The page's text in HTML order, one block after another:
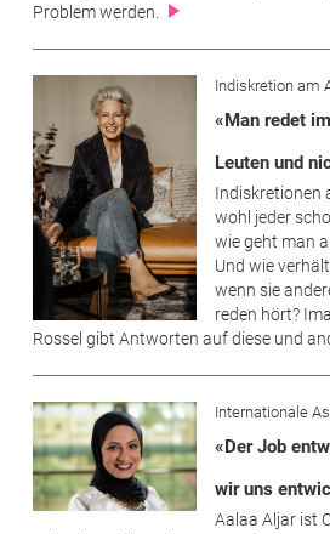
Problem werden.
Indiskretion am
«Man redet
Leuten und
Indiskretionen
wohl jeder
wie geht man
Und wie
wenn sie
reden hört?
Rossel gibt Antworten auf diese und
Internationale
«Der Job
wir uns
Aalaa Aljar ist